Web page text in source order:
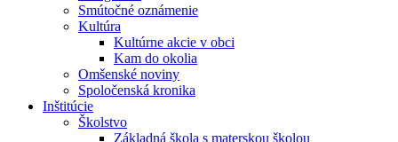
Smútočné oznámenie
Kultúra
Kultúrne akcie v obci
Kam do okolia
Omšenské noviny
Spoločenská kronika
Inštitúcie
Školstvo
Základná škola s materskou školou